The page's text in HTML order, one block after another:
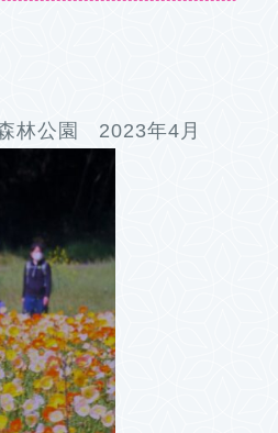
林公園 2023年4月